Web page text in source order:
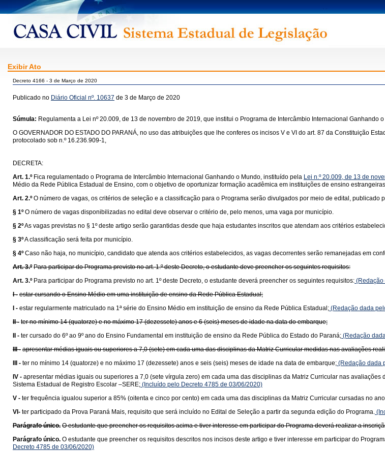
Exibir Ato
Decreto 4166 - 3 de Março de 2020
Publicado no Diário Oficial nº. 10637 de 3 de Março de 2020
Súmula: Regulamenta a Lei nº 20.009, de 13 de novembro de 2019, que institui o Programa de Intercâmbio Internacional Ganhando
O GOVERNADOR DO ESTADO DO PARANÁ, no uso das atribuições que lhe conferes os incisos V e VI do art. 87 da Constituição
protocolado sob n.º 16.236.909-1,
DECRETA:
Art. 1.º Fica regulamentado o Programa de Intercâmbio Internacional Ganhando o Mundo, instituído pela Lei n.º 20.009, de 13 de
Médio da Rede Pública Estadual de Ensino, com o objetivo de oportunizar formação acadêmica em instituições de ensino
Art. 2.º O número de vagas, os critérios de seleção e a classificação para o Programa serão divulgados por meio de edital,
§ 1º O número de vagas disponibilizadas no edital deve observar o critério de, pelo menos, uma vaga por município.
§ 2ºAs vagas previstas no § 1º deste artigo serão garantidas desde que haja estudantes inscritos que atendam aos critérios
§ 3ºA classificação será feita por município.
§ 4º Caso não haja, no município, candidato que atenda aos critérios estabelecidos, as vagas decorrentes serão remanejadas em
Art. 3.º Para participar do Programa previsto no art. 1.º deste Decreto, o estudante deve preencher os seguintes requisitos:
Art. 3.º Para participar do Programa previsto no art. 1º deste Decreto, o estudante deverá preencher os seguintes requisitos: (Redação
I - estar cursando o Ensino Médio em uma instituição de ensino da Rede Pública Estadual;
I - estar regularmente matriculado na 1ª série do Ensino Médio em instituição de ensino da Rede Pública Estadual; (Redação dada
II - ter no mínimo 14 (quatorze) e no máximo 17 (dezessete) anos e 6 (seis) meses de idade na data do embarque;
II - ter cursado do 6º ao 9º ano do Ensino Fundamental em instituição de ensino da Rede Pública do Estado do Paraná; (Redação
III - apresentar médias iguais ou superiores a 7,0 (sete) em cada uma das disciplinas da Matriz Curricular medidas nas avaliações
III - ter no mínimo 14 (quatorze) e no máximo 17 (dezessete) anos e seis (seis) meses de idade na data de embarque; (Redação dada
IV - apresentar médias iguais ou superiores a 7,0 (sete vírgula zero) em cada uma das disciplinas da Matriz Curricular nas
Sistema Estadual de Registro Escolar –SERE; (Incluído pelo Decreto 4785 de 03/06/2020)
V - ter frequência igualou superior a 85% (oitenta e cinco por cento) em cada uma das disciplinas da Matriz Curricular cursadas no
VI- ter participado da Prova Paraná Mais, requisito que será incluído no Edital de Seleção a partir da segunda edição do Programa.
Parágrafo único. O estudante que preencher os requisitos acima e tiver interesse em participar do Programa deverá realizar a
Parágrafo único. O estudante que preencher os requisitos descritos nos incisos deste artigo e tiver interesse em participar do
Decreto 4785 de 03/06/2020)